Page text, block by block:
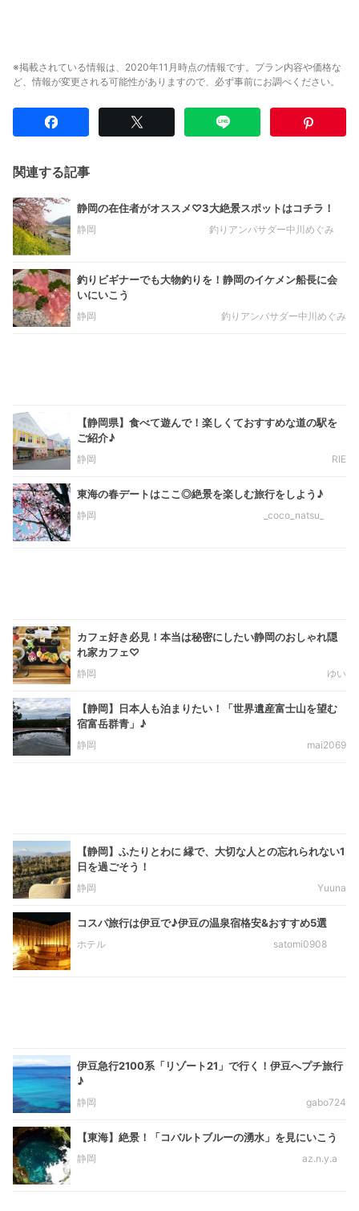
※掲載されている情報は、2020年11月時点の情報です。プラン内容や価格な
ど、情報が変更される可能性がありますので、必ず事前にお調べください。
関連する記事
静岡の在住者がオススメ♡3大絶景スポットはコチラ！
静岡 釣りアンバサダー中川めぐみ
釣りビギナーでも大物釣りを！静岡のイケメン船長に会
いにいこう
静岡 釣りアンバサダー中川めぐみ
【静岡県】食べて遊んで！楽しくておすすめな道の駅を
ご紹介♪
静岡 RIE
東海の春デートはここ◎絶景を楽しむ旅行をしよう♪
静岡 _coco_natsu_
カフェ好き必見！本当は秘密にしたい静岡のおしゃれ隠
れ家カフェ♡
静岡 ゆい
【静岡】日本人も泊まりたい！「世界遺産富士山を望む
宿富岳群青」♪
静岡 mai2069
【静岡】ふたりとわに 縁で、大切な人との忘れられない1
日を過ごそう！
静岡 Yuuna
コスパ旅行は伊豆で♪伊豆の温泉宿格安&おすすめ5選
ホテル satomi0908
伊豆急行2100系「リゾート21」で行く！伊豆へプチ旅行
♪
静岡 gabo724
【東海】絶景！「コバルトブルーの湧水」を見にいこう
静岡 az.n.y.a